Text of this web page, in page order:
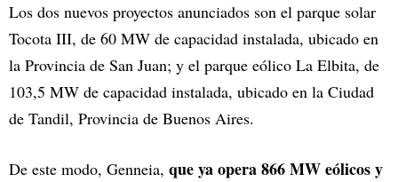
Los dos nuevos proyectos anunciados son el parque solar
Tocota III, de 60 MW de capacidad instalada, ubicado en
la Provincia de San Juan; y el parque eólico La Elbita, de
103,5 MW de capacidad instalada, ubicado en la Ciudad
de Tandil, Provincia de Buenos Aires.
De este modo, Genneia, que ya opera 866 MW eólicos y